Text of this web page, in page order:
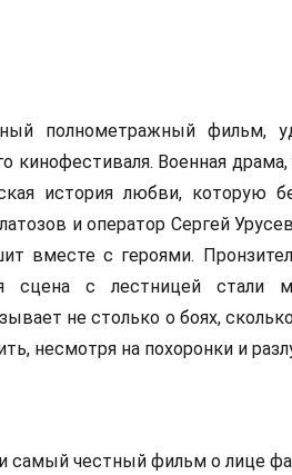
полнометражный фильм,
кинофестиваля. Военная
история любви, которую
и оператор Сергей
вместе с героями.
сцена с лестницей стали
не столько о боях,
несмотря на похоронки и
самый честный фильм о лице